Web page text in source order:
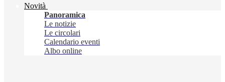
Novità
Panoramica
Le notizie
Le circolari
Calendario eventi
Albo online